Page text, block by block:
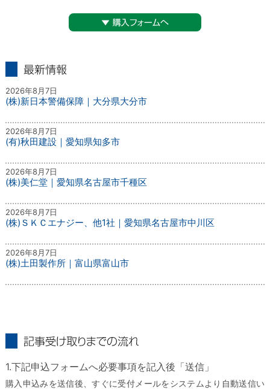
2026年8月7日
(株)新日本警備保障｜大分県大分市
2026年8月7日
(有)秋田建設｜愛知県知多市
2026年8月7日
(株)美仁堂｜愛知県名古屋市千種区
2026年8月7日
(株)ＳＫＣエナジー、他1社｜愛知県名古屋市中川区
2026年8月7日
(株)土田製作所｜富山県富山市
1.下記申込フォームへ必要事項を記入後「送信」
購入申込みを送信後、すぐに受付メールをシステムより自動送信い